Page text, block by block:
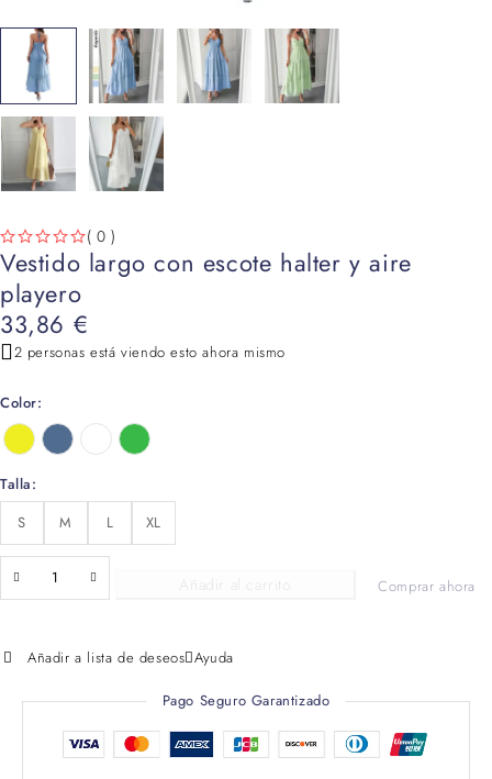
( 0 )
Vestido largo con escote halter y aire
playero
33,86 €
2 personas está viendo esto ahora mismo
Color
Talla
S
M L XL
Añadir al carrito Comprar ahora
Añadir a lista de deseos Ayuda
Pago Seguro Garantizado